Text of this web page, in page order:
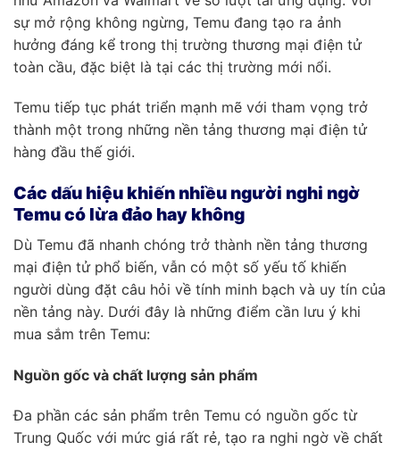
sự mở rộng không ngừng, Temu đang tạo ra ảnh
hưởng đáng kể trong thị trường thương mại điện tử
toàn cầu, đặc biệt là tại các thị trường mới nổi.
Temu tiếp tục phát triển mạnh mẽ với tham vọng trở
thành một trong những nền tảng thương mại điện tử
hàng đầu thế giới.
Các dấu hiệu khiến nhiều người nghi ngờ
Temu có lừa đảo hay không
Dù Temu đã nhanh chóng trở thành nền tảng thương
mại điện tử phổ biến, vẫn có một số yếu tố khiến
người dùng đặt câu hỏi về tính minh bạch và uy tín của
nền tảng này. Dưới đây là những điểm cần lưu ý khi
mua sắm trên Temu:
Nguồn gốc và chất lượng sản phẩm
Đa phần các sản phẩm trên Temu có nguồn gốc từ
Trung Quốc với mức giá rất rẻ, tạo ra nghi ngờ về chất